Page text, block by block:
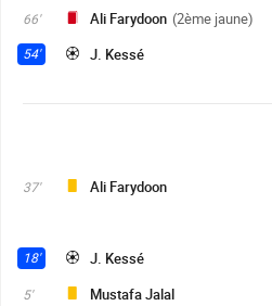
66' Ali Farydoon (2ème jaune)
54' J. Kessé
37' Ali Farydoon
18' J. Kessé
5' Mustafa Jalal